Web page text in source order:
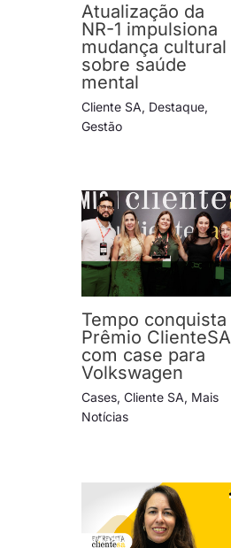
Atualização da
NR-1 impulsiona
mudança cultural
sobre saúde
mental
Cliente SA, Destaque,
Gestão
Tempo conquista
Prêmio ClienteSA
com case para
Volkswagen
Cases, Cliente SA, Mais
Notícias